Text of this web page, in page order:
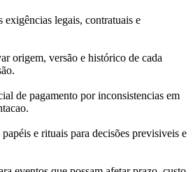
exigências legais, contratuais e
origem, versão e histórico de cada
de pagamento por inconsistencias em
e rituais para decisões previsiveis e